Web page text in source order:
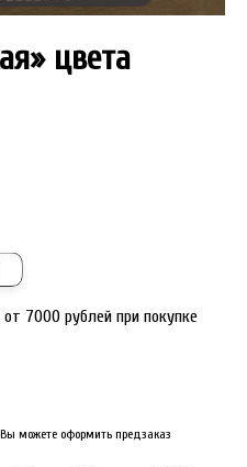
цвета
от 7000 рублей при покупке
можете оформить предзаказ